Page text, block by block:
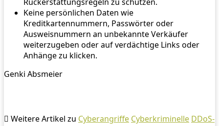
Keine persönlichen Daten wie
Kreditkartennummern, Passwörter oder
Ausweisnummern an unbekannte Verkäufer
weiterzugeben oder auf verdächtige Links oder
Anhänge zu klicken.
Genki Absmeier
Weitere Artikel zu Cyberangriffe Cyberkriminelle DDoS-